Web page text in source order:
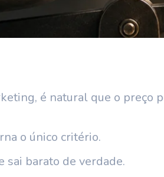
é natural que o preço
o único critério.
sai barato de verdade.